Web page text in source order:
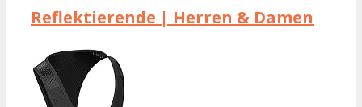
Reflektierende | Herren & Damen